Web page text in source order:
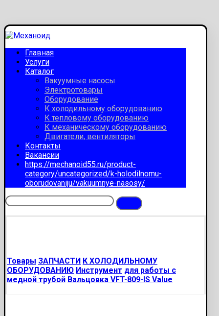
Главная
Услуги
Каталог
Вакуумные насосы
Электротовары
Оборудование
К холодильному оборудованию
К тепловому оборудованию
К механическому оборудованию
Двигатели, вентиляторы
Контакты
Вакансии
https://mechanoid55.ru/product-
category/uncategorized/k-holodilnomu-
oborudovaniju/vakuumnye-nasosy/
Товары ЗАПЧАСТИ К ХОЛОДИЛЬНОМУ
ОБОРУДОВАНИЮ Инструмент для работы с
медной трубой Вальцовка VFT-809-IS Value